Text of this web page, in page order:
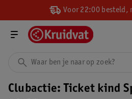
Voor 22:00 besteld,
Clubactie: Ticket kind